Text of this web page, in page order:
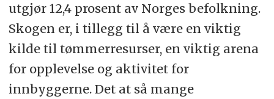
utgjør 12,4 prosent av Norges befolkning.
Skogen er, i tillegg til å være en viktig
kilde til tømmerresurser, en viktig arena
for opplevelse og aktivitet for
innbyggerne. Det at så mange